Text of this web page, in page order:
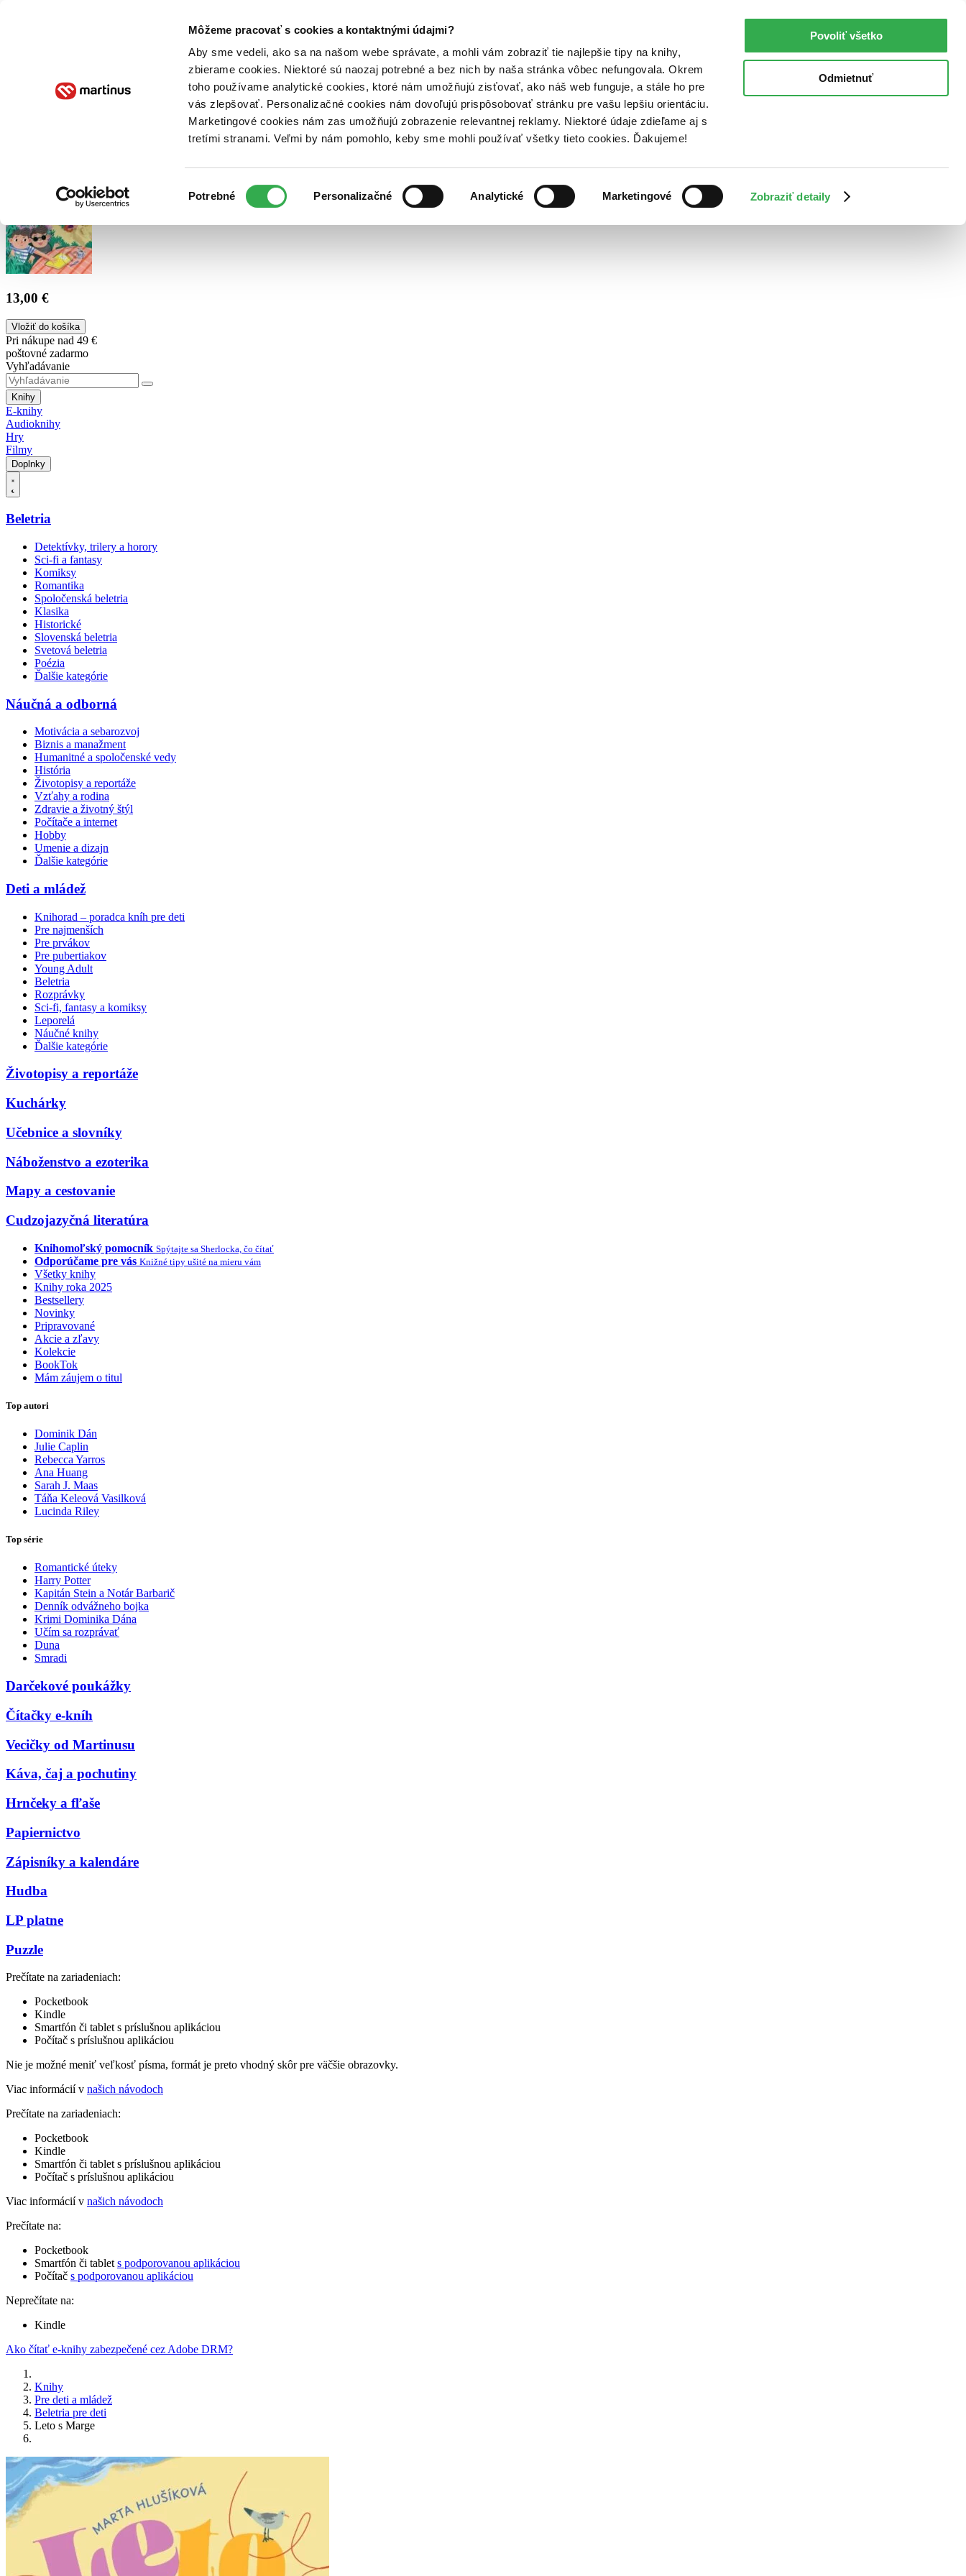
Môžeme pracovať s cookies a kontaktnými údajmi?
Aby sme vedeli, ako sa na našom webe správate, a mohli vám zobraziť tie najlepšie tipy na knihy,
zbierame cookies. Niektoré sú naozaj potrebné a bez nich by naša stránka vôbec nefungovala. Okrem
toho používame analytické cookies, ktoré nám umožňujú zisťovať, ako náš web funguje, a stále ho pre
vás zlepšovať. Personalizačné cookies nám dovoľujú prispôsobovať stránku pre vašu lepšiu orientáciu.
Marketingové cookies nám zas umožňujú zobrazenie relevantnej reklamy. Niektoré údaje zdieľame aj s
tretími stranami. Veľmi by nám pomohlo, keby sme mohli používať všetky tieto cookies. Ďakujeme!
súhlasu
Potrebné Personalizačné Analytické Marketingové Zobraziť detaily
Povoliť všetko
Odmietnuť
Poukážky Kontakt
13,00 €
Vložiť do košíka
Pri nákupe nad 49 €
poštovné zadarmo
Vyhľadávanie
Knihy
E-knihy
Audioknihy
Hry
Filmy
Doplnky
Beletria
Detektívky, trilery a horory
Sci-fi a fantasy
Komiksy
Romantika
Spoločenská beletria
Klasika
Historické
Slovenská beletria
Svetová beletria
Poézia
Ďalšie kategórie
Náučná a odborná
Motivácia a sebarozvoj
Biznis a manažment
Humanitné a spoločenské vedy
História
Životopisy a reportáže
Vzťahy a rodina
Zdravie a životný štýl
Počítače a internet
Hobby
Umenie a dizajn
Ďalšie kategórie
Deti a mládež
Knihorad – poradca kníh pre deti
Pre najmenších
Pre prvákov
Pre pubertiakov
Young Adult
Beletria
Rozprávky
Sci-fi, fantasy a komiksy
Leporelá
Náučné knihy
Ďalšie kategórie
Životopisy a reportáže
Kuchárky
Učebnice a slovníky
Náboženstvo a ezoterika
Mapy a cestovanie
Cudzojazyčná literatúra
Knihomoľský pomocník Spýtajte sa Sherlocka, čo čítať
Odporúčame pre vás Knižné tipy ušité na mieru vám
Všetky knihy
Knihy roka 2025
Bestsellery
Novinky
Pripravované
Akcie a zľavy
Kolekcie
BookTok
Mám záujem o titul
Top autori
Dominik Dán
Julie Caplin
Rebecca Yarros
Ana Huang
Sarah J. Maas
Táňa Keleová Vasilková
Lucinda Riley
Top série
Romantické úteky
Harry Potter
Kapitán Stein a Notár Barbarič
Denník odvážneho bojka
Krimi Dominika Dána
Učím sa rozprávať
Duna
Smradi
Darčekové poukážky
Čítačky e-kníh
Vecičky od Martinusu
Káva, čaj a pochutiny
Hrnčeky a fľaše
Papiernictvo
Zápisníky a kalendáre
Hudba
LP platne
Puzzle
Prečítate na zariadeniach:
Pocketbook
Kindle
Smartfón či tablet s príslušnou aplikáciou
Počítač s príslušnou aplikáciou
Nie je možné meniť veľkosť písma, formát je preto vhodný skôr pre väčšie obrazovky.
Viac informácií v našich návodoch
Prečítate na zariadeniach:
Pocketbook
Kindle
Smartfón či tablet s príslušnou aplikáciou
Počítač s príslušnou aplikáciou
Viac informácií v našich návodoch
Prečítate na:
Pocketbook
Smartfón či tablet s podporovanou aplikáciou
Počítač s podporovanou aplikáciou
Neprečítate na:
Kindle
Ako čítať e-knihy zabezpečené cez Adobe DRM?
Knihy
Pre deti a mládež
Beletria pre deti
Leto s Marge